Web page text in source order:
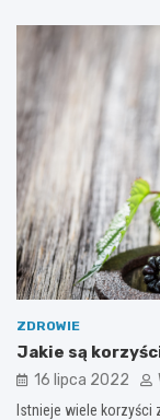
ZDROWIE
Jakie są
16 lipca 2022
Istnieje wiele